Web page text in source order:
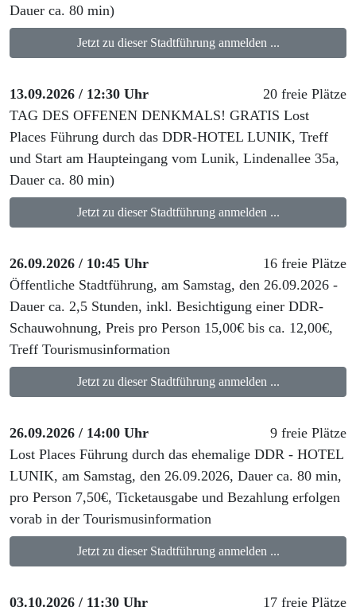
Dauer ca. 80 min)
Jetzt zu dieser Stadtführung anmelden ...
13.09.2026 / 12:30 Uhr
20 freie Plätze
TAG DES OFFENEN DENKMALS! GRATIS Lost
Places Führung durch das DDR-HOTEL LUNIK, Treff
und Start am Haupteingang vom Lunik, Lindenallee 35a,
Dauer ca. 80 min)
Jetzt zu dieser Stadtführung anmelden ...
26.09.2026 / 10:45 Uhr
16 freie Plätze
Öffentliche Stadtführung, am Samstag, den 26.09.2026 -
Dauer ca. 2,5 Stunden, inkl. Besichtigung einer DDR-
Schauwohnung, Preis pro Person 15,00€ bis ca. 12,00€,
Treff Tourismusinformation
Jetzt zu dieser Stadtführung anmelden ...
26.09.2026 / 14:00 Uhr
9 freie Plätze
Lost Places Führung durch das ehemalige DDR - HOTEL
LUNIK, am Samstag, den 26.09.2026, Dauer ca. 80 min,
pro Person 7,50€, Ticketausgabe und Bezahlung erfolgen
vorab in der Tourismusinformation
Jetzt zu dieser Stadtführung anmelden ...
03.10.2026 / 11:30 Uhr
17 freie Plätze